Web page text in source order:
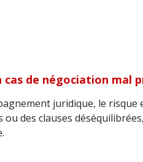
cas de négociation mal
juridique, le risque
ou des clauses